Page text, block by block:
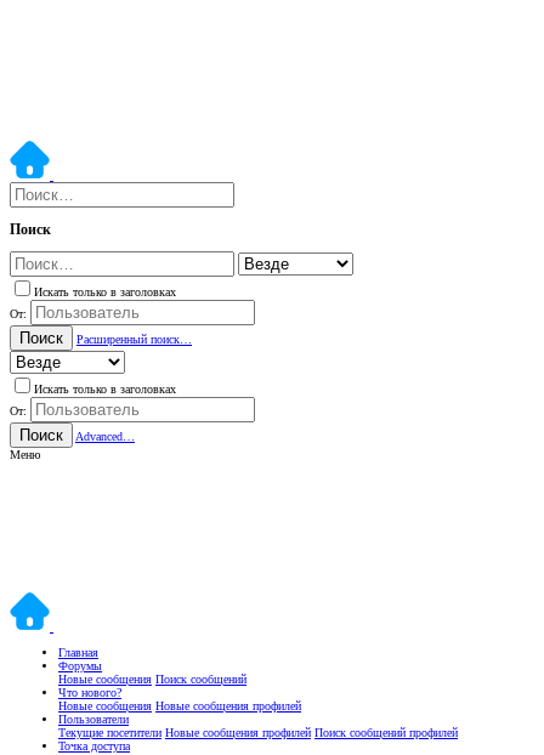
Поиск
Искать только в заголовках
От:
Поиск Расширенный поиск…
Искать только в заголовках
От:
Поиск
Advanced…
Меню
Главная
Форумы
Новые сообщения Поиск сообщений
Что нового?
Новые сообщения Новые сообщения профилей
Пользователи
Текущие посетители Новые сообщения профилей Поиск сообщений профилей
Точка доступа